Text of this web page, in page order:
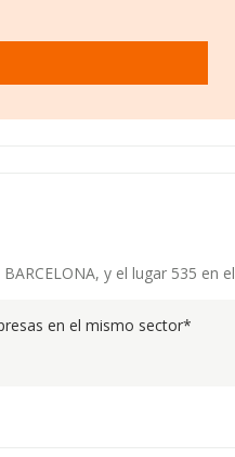
y el lugar 535 en el
en el mismo sector*